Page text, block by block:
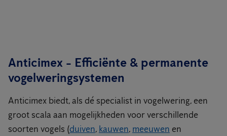
Anticimex - Efficiënte & permanente
vogelweringsystemen
Anticimex biedt, als dé specialist in vogelwering, een
groot scala aan mogelijkheden voor verschillende
soorten vogels (duiven, kauwen, meeuwen en